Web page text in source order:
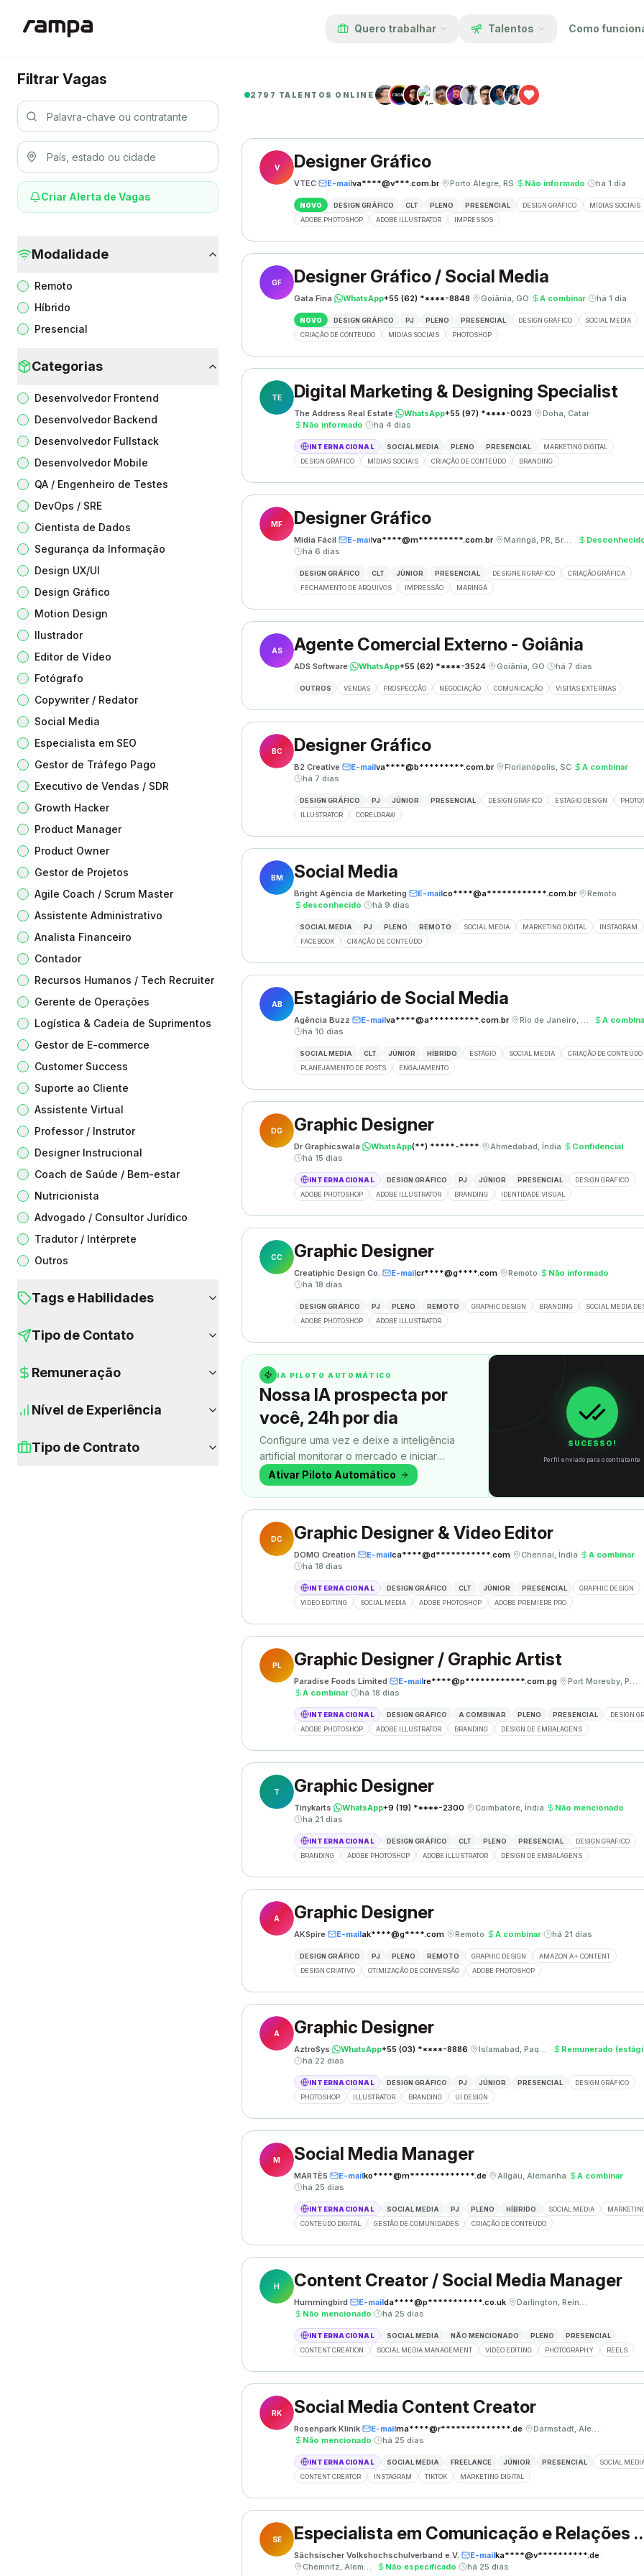
Quero trabalhar Talentos Como
Filtrar Vagas
Criar Alerta de Vagas
Modalidade
Remoto
Híbrido
Presencial
Categorias
Desenvolvedor Frontend
Desenvolvedor Backend
Desenvolvedor Fullstack
Desenvolvedor Mobile
QA / Engenheiro de Testes
DevOps / SRE
Cientista de Dados
Segurança da Informação
Design UX/UI
Design Gráfico
Motion Design
Ilustrador
Editor de Vídeo
Fotógrafo
Copywriter / Redator
Social Media
Especialista em SEO
Gestor de Tráfego Pago
Executivo de Vendas / SDR
Growth Hacker
Product Manager
Product Owner
Gestor de Projetos
Agile Coach / Scrum Master
Assistente Administrativo
Analista Financeiro
Contador
Recursos Humanos / Tech Recruiter
Gerente de Operações
Logística & Cadeia de Suprimentos
Gestor de E-commerce
Customer Success
Suporte ao Cliente
Assistente Virtual
Professor / Instrutor
Designer Instrucional
Coach de Saúde / Bem-estar
Nutricionista
Advogado / Consultor Jurídico
Tradutor / Intérprete
Outros
Tags e Habilidades
Tipo de Contato
Remuneração
Nível de Experiência
Tipo de Contrato
2797 TALENTOS ONLINE
V Designer Gráfico
VTEC· E-mailva****@v***.com.br· Porto Alegre, RS· Não informado· há 1 dia
NOVO DESIGN GRÁFICO CLT PLENO PRESENCIAL DESIGN GRÁFICO
MÍDIAS SOCIAIS
ADOBE PHOTOSHOP
ADOBE ILLUSTRATOR IMPRESSOS
GF Designer Gráfico / Social Media
Gata Fina· WhatsApp+55 (62) *****-8848· Goiânia, GO· A combinar· há 1 dia
NOVO DESIGN GRÁFICO PJ PLENO PRESENCIAL DESIGN GRÁFICO
SOCIAL MEDIA
CRIAÇÃO DE CONTEÚDO
MÍDIAS SOCIAIS PHOTOSHOP
TE Digital Marketing & Designing Specialist
The Address Real Estate· WhatsApp+55 (97) *****-0023· Doha, Catar·
Não informado· há 4 dias
INTERNACIONAL SOCIAL MEDIA PLENO PRESENCIAL
MARKETING DIGITAL
DESIGN GRÁFICO
MÍDIAS SOCIAIS CRIAÇÃO DE CONTEÚDO BRANDING
MF Designer Gráfico
Mídia Fácil· E-mailva****@m*********.com.br· Maringá, PR, Brasil ·
há 6 dias
DESIGN GRÁFICO CLT JÚNIOR PRESENCIAL DESIGNER GRÁFICO
CRIAÇÃO GRÁFICA
FECHAMENTO DE ARQUIVOS
IMPRESSÃO MARINGÁ
AS Agente Comercial Externo - Goiânia
ADS Software· WhatsApp+55 (62) *****-3524· Goiânia, GO· há 7 dias
OUTROS VENDAS PROSPECÇÃO NEGOCIAÇÃO COMUNICAÇÃO VISITAS EXTERNAS
BC Designer Gráfico
B2 Creative· E-mailva****@b*********.com.br· Florianópolis, SC· A combinar·
há 7 dias
DESIGN GRÁFICO PJ JÚNIOR PRESENCIAL DESIGN GRÁFICO ESTÁGIO DESIGN
ILLUSTRATOR
CORELDRAW
BM Social Media
Bright Agência de Marketing· E-mailco****@a************.com.br· Remoto·
desconhecido· há 9 dias
SOCIAL MEDIA PJ PLENO REMOTO SOCIAL MEDIA MARKETING DIGITAL
INSTAGRAM
FACEBOOK
CRIAÇÃO DE CONTEÚDO
AB Estagiário de Social Media
Agência Buzz· E-mailva****@a**********.com.br· Rio de Janeiro, Brasil ·
A
há 10 dias
SOCIAL MEDIA CLT JÚNIOR HÍBRIDO ESTÁGIO SOCIAL MEDIA
CRIAÇÃO DE CONTEÚDO
PLANEJAMENTO DE POSTS
ENGAJAMENTO
DG Graphic Designer
Dr Graphicswala· WhatsApp(**) *****-****· Ahmedabad, Índia· Confidencial·
há 15 dias
INTERNACIONAL DESIGN GRÁFICO PJ JÚNIOR PRESENCIAL
DESIGN GRÁFICO
ADOBE PHOTOSHOP
ADOBE ILLUSTRATOR BRANDING IDENTIDADE VISUAL
CC Graphic Designer
Creatiphic Design Co.· E-mailcr****@g****.com· Remoto· Não informado·
há 18 dias
DESIGN GRÁFICO PJ PLENO REMOTO GRAPHIC DESIGN BRANDING
SOCIAL MEDIA
ADOBE PHOTOSHOP
ADOBE ILLUSTRATOR
IA PILOTO AUTOMÁTICO
Nossa IA prospecta por
você, 24h por dia
Configure uma vez e deixe a inteligência
artificial monitorar o mercado e iniciar
contatos enquanto você faz outra coisa.
Ativar Piloto Automático
SUCESSO!
Perfil enviado para o contratante
DC Graphic Designer & Video Editor
DOMO Creation· E-mailca****@d***********.com· Chennai, Índia· A combinar·
há 18 dias
INTERNACIONAL DESIGN GRÁFICO CLT JÚNIOR PRESENCIAL
GRAPHIC DESIGN
VIDEO EDITING
SOCIAL MEDIA ADOBE PHOTOSHOP ADOBE PREMIERE PRO
PL Graphic Designer / Graphic Artist
Paradise Foods Limited· E-mailre****@p************.com.pg· Port Moresby, Papua Nova Guiné ·
A combinar· há 18 dias
INTERNACIONAL DESIGN GRÁFICO A COMBINAR PLENO PRESENCIAL
DESIGN
ADOBE PHOTOSHOP
ADOBE ILLUSTRATOR BRANDING DESIGN DE EMBALAGENS
T Graphic Designer
Tinykarts· WhatsApp+9 (19) *****-2300· Coimbatore, Índia· Não mencionado·
há 21 dias
INTERNACIONAL DESIGN GRÁFICO CLT PLENO PRESENCIAL
DESIGN GRÁFICO
BRANDING
ADOBE PHOTOSHOP ADOBE ILLUSTRATOR DESIGN DE EMBALAGENS
A Graphic Designer
AKSpire· E-mailak****@g****.com· Remoto· A combinar· há 21 dias
DESIGN GRÁFICO PJ PLENO REMOTO GRAPHIC DESIGN
AMAZON A+ CONTENT
DESIGN CRIATIVO
OTIMIZAÇÃO DE CONVERSÃO ADOBE PHOTOSHOP
A Graphic Designer
AztroSys· WhatsApp+55 (03) *****-8886· Islamabad, Paquistão ·
Remunerado
há 22 dias
INTERNACIONAL DESIGN GRÁFICO PJ JÚNIOR PRESENCIAL
DESIGN GRÁFICO
PHOTOSHOP
ILLUSTRATOR BRANDING UI DESIGN
M Social Media Manager
MARTÈS· E-mailko****@m*************.de· Allgäu, Alemanha· A combinar·
há 25 dias
INTERNACIONAL SOCIAL MEDIA PJ PLENO HÍBRIDO SOCIAL MEDIA
CONTEÚDO DIGITAL
GESTÃO DE COMUNIDADES CRIAÇÃO DE CONTEÚDO
H Content Creator / Social Media Manager
Hummingbird· E-mailda****@p***********.co.uk· Darlington, Reino Unido ·
Não mencionado· há 25 dias
INTERNACIONAL SOCIAL MEDIA NÃO MENCIONADO PLENO
PRESENCIAL
CONTENT CREATION
SOCIAL MEDIA MANAGEMENT VIDEO EDITING PHOTOGRAPHY REELS
RK Social Media Content Creator
Rosenpark Klinik· E-mailma****@r**************.de· Darmstadt, Alemanha
·
Não mencionado· há 25 dias
INTERNACIONAL SOCIAL MEDIA FREELANCE JÚNIOR PRESENCIAL
SOCIAL
CONTENT CREATOR
INSTAGRAM TIKTOK MARKETING DIGITAL
SE Especialista em
Sächsischer Volkshochschulverband e.V.· E-mailka****@v**********.de·
Chemnitz, Alemanha · Não especificado· há 25 dias